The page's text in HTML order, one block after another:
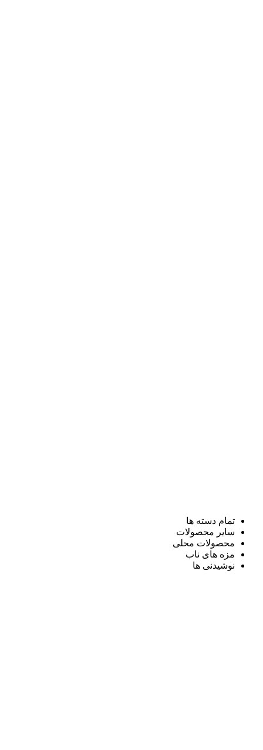
تمام دسته ها
سایر محصولات
محصولات محلی
مزه های ناب
نوشیدنی ها